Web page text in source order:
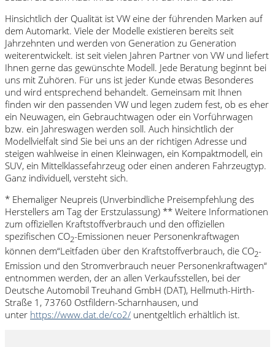
Hinsichtlich der Qualität ist VW eine der führenden Marken auf
dem Automarkt. Viele der Modelle existieren bereits seit
Jahrzehnten und werden von Generation zu Generation
weiterentwickelt. ist seit vielen Jahren Partner von VW und liefert
Ihnen gerne das gewünschte Modell. Jede Beratung beginnt bei
uns mit Zuhören. Für uns ist jeder Kunde etwas Besonderes
und wird entsprechend behandelt. Gemeinsam mit Ihnen
finden wir den passenden VW und legen zudem fest, ob es eher
ein Neuwagen, ein Gebrauchtwagen oder ein Vorführwagen
bzw. ein Jahreswagen werden soll. Auch hinsichtlich der
Modellvielfalt sind Sie bei uns an der richtigen Adresse und
steigen wahlweise in einen Kleinwagen, ein Kompaktmodell, ein
SUV, ein Mittelklassefahrzeug oder einen anderen Fahrzeugtyp.
Ganz individuell, versteht sich.
* Ehemaliger Neupreis (Unverbindliche Preisempfehlung des
Herstellers am Tag der Erstzulassung) ** Weitere Informationen
zum offiziellen Kraftstoffverbrauch und den offiziellen
spezifischen CO2-Emissionen neuer Personenkraftwagen
können dem“Leitfaden über den Kraftstoffverbrauch, die CO2-
Emission und den Stromverbrauch neuer Personenkraftwagen“
entnommen werden, der an allen Verkaufsstellen, bei der
Deutsche Automobil Treuhand GmbH (DAT), Hellmuth-Hirth-
Straße 1, 73760 Ostfildern-Scharnhausen, und
unter https://www.dat.de/co2/ unentgeltlich erhältlich ist.